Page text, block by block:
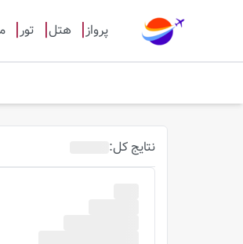
پرواز هتل تور
نتایج کل: